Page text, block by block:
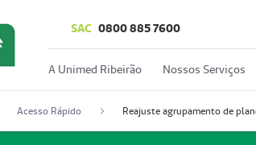
SAC 0800 885 7600
A Unimed Ribeirão Nossos Serviços
Acesso Rápido